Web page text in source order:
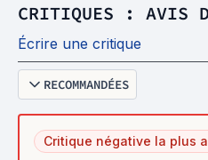
CRITIQUES : AVIS
Écrire une critique
RECOMMANDÉES
Critique négative la plus